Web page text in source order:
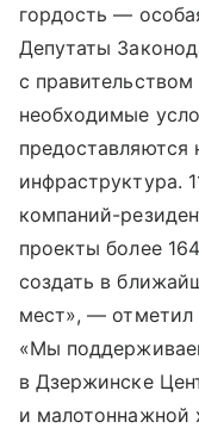
гордость —
Депутаты
с
необходимые
предоставляются
инфраструктура.
компаний-
проекты более
создать в
мест», — отметил
«Мы
в Дзержинске
и малотоннажной